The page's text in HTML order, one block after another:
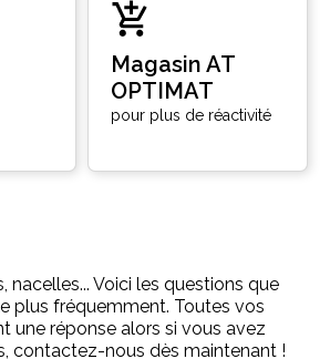
Magasin AT
OPTIMAT
pour plus de réactivité
nacelles... Voici les questions que
plus fréquemment. Toutes vos
une réponse alors si vous avez
contactez-nous dès maintenant !